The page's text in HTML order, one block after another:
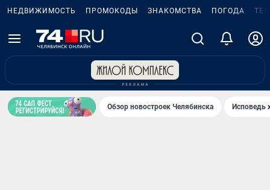
НЕДВИЖИМОСТЬ ПРОМОКОДЫ ЗНАКОМСТВА ПОГОДА
Обзор новостроек Челябинска Исповедь